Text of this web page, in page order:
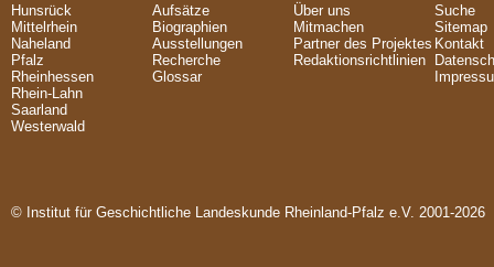
Hunsrück
Mittelrhein
Naheland
Pfalz
Rheinhessen
Rhein-Lahn
Saarland
Westerwald
Aufsätze
Biographien
Ausstellungen
Recherche
Glossar
Über uns
Mitmachen
Partner des Projektes
Redaktionsrichtlinien
Suche
Sitemap
Kontakt
© Institut für Geschichtliche Landeskunde Rheinland-Pfalz e.V. 2001-2026